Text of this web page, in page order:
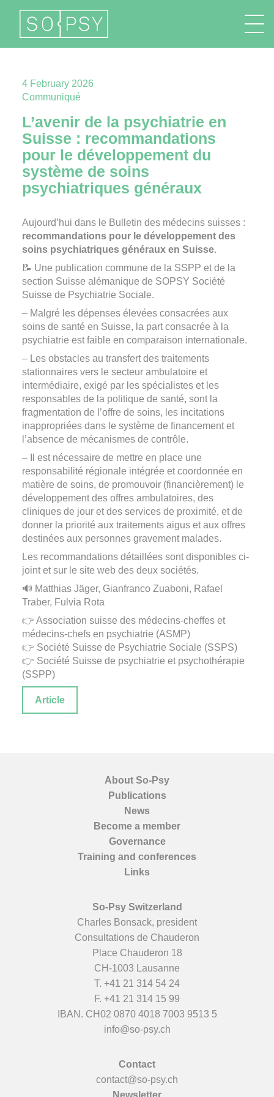
FR EN IT
4 February 2026
Communiqué
L’avenir de la psychiatrie en
Suisse : recommandations
pour le développement du
système de soins
psychiatriques généraux
Aujourd’hui dans le Bulletin des médecins suisses :
recommandations pour le développement des
soins psychiatriques généraux en Suisse.
📝 Une publication commune de la SSPP et de la
section Suisse alémanique de SOPSY Société
Suisse de Psychiatrie Sociale.
– Malgré les dépenses élevées consacrées aux
soins de santé en Suisse, la part consacrée à la
psychiatrie est faible en comparaison internationale.
– Les obstacles au transfert des traitements
stationnaires vers le secteur ambulatoire et
intermédiaire, exigé par les spécialistes et les
responsables de la politique de santé, sont la
fragmentation de l’offre de soins, les incitations
inappropriées dans le système de financement et
l’absence de mécanismes de contrôle.
– Il est nécessaire de mettre en place une
responsabilité régionale intégrée et coordonnée en
matière de soins, de promouvoir (financièrement) le
développement des offres ambulatoires, des
cliniques de jour et des services de proximité, et de
donner la priorité aux traitements aigus et aux offres
destinées aux personnes gravement malades.
Les recommandations détaillées sont disponibles ci-
joint et sur le site web des deux sociétés.
🔊 Matthias Jäger, Gianfranco Zuaboni, Rafael
Traber, Fulvia Rota
👉 Association suisse des médecins-cheffes et
médecins-chefs en psychiatrie (ASMP)
👉 Société Suisse de Psychiatrie Sociale (SSPS)
👉 Société Suisse de psychiatrie et psychothérapie
(SSPP)
Article
About So-Psy
Publications
News
Become a member
Governance
Training and conferences
Links
So-Psy Switzerland
Charles Bonsack, president
Consultations de Chauderon
Place Chauderon 18
CH-1003 Lausanne
T. +41 21 314 54 24
F. +41 21 314 15 99
IBAN. CH02 0870 4018 7003 9513 5
info@so-psy.ch
Contact
contact@so-psy.ch